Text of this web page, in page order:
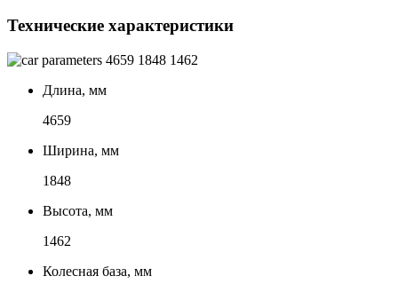
Технические характеристики
4659 1848 1462
Длина, мм
4659
Ширина, мм
1848
Высота, мм
1462
Колесная база, мм